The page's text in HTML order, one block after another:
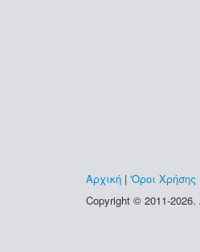
Αρχική | 'Οροι Χρήσης
Copyright © 2011-